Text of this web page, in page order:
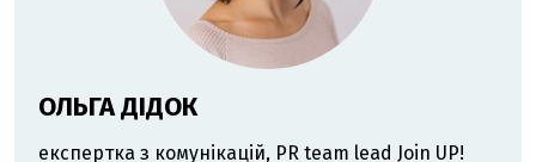
ОЛЬГА ДІДОК
експертка з комунікацій, PR team lead Join UP!